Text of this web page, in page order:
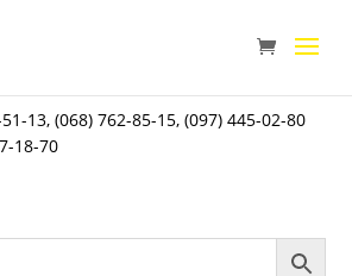
13,(068) 762-85-15,(097) 445-02-80
18-70